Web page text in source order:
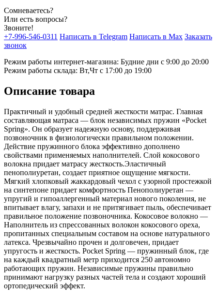
Сомневаетесь?
Или есть вопросы?
Звоните!
+7-996-546-0311 Написать в Telegram Написать в Max Заказать
звонок
Режим работы интернет-магазина: Будние дни с 9:00 до 20:00
Режим работы склада: Вт,Чт с 17:00 до 19:00
Описание товара
Практичный и удобный средней жесткости матрас. Главная
составляющая матраса — блок независимых пружин «Pocket
Spring». Он образует надежную основу, поддерживая
позвоночник в физиологически правильном положении.
Действие пружинного блока эффективно дополнено
свойствами применяемых наполнителей. Слой кокосового
волокна придает матрасу жесткость.Эластичный
пенополиуретан, cоздает приятное ощущение мягкости.
Мягкий хлопковый жаккардовый чехол с узорной простежкой
на синтепоне придает комфортность Пенополиуретан —
упругий и гипоаллергенный материал нового поколения, не
впитывает влагу, запахи и не притягивает пыль, обеспечивает
правильное положение позвоночника. Кокосовое волокно —
Наполнитель из спрессованных волокон кокосового ореха,
пропитанных специальным составом на основе натурального
латекса. Чрезвычайно прочен и долговечен, придает
упругость и жесткость. Pocket Spring — пружинный блок, где
на каждый квадратный метр приходится 250 автономно
работающих пружин. Независимые пружины правильно
принимают нагрузку разных частей тела и создают хороший
ортопедический эффект.